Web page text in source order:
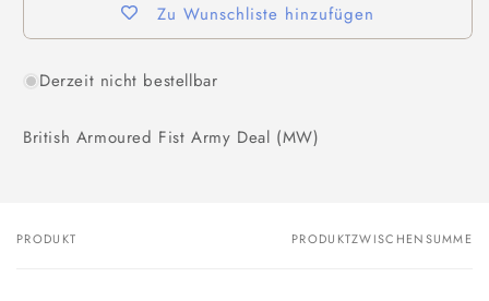
Zu Wunschliste hinzufügen
Derzeit nicht bestellbar
British Armoured Fist Army Deal (MW)
Dein
PRODUKT PRODUKTZWISCHENSUMME